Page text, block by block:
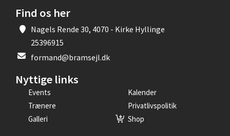
Find os her
Nagels Rende 30, 4070 - Kirke Hyllinge
25396915
formand@bramsejl.dk
Nyttige links
Events
Kalender
Trænere
Privatlivspolitik
Galleri
Shop